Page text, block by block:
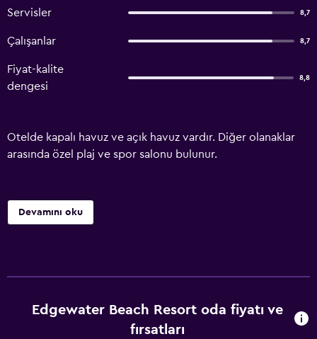
Servisler 8,7
Çalışanlar 8,7
Fiyat-kalite
dengesi
8,8
Otelde kapalı havuz ve açık havuz vardır. Diğer olanaklar
arasında özel plaj ve spor salonu bulunur.
Devamını oku
Edgewater Beach Resort oda fiyatı ve
fırsatları